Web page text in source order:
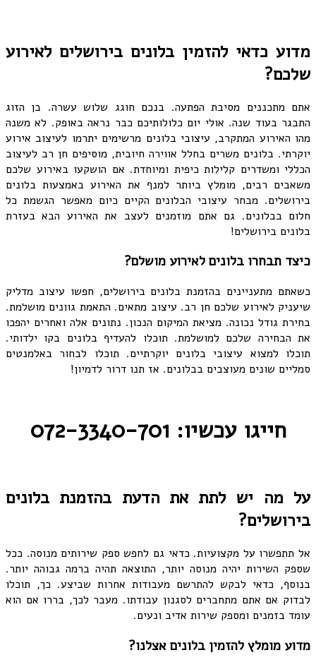
מדוע כדאי להזמין בלונים בירושלים לאירוע
שלכם?
אתם מתכננים מסיבת הפתעה. בנכם חוגג שלוש עשרה. בן הזוג
התבגר בעוד שנה. אולי יום כלולותיכם כבר נראה באופק. לא משנה
מהו האירוע המתקרב, עיצובי בלונים מרשימים יתרמו לעיצוב אירוע
יוקרתי. בלונים משרים בחלל אווירה חיובית, מוסיפים חן רב לעיצוב
הכללי ומשדרים קלילות כיפית ומיוחדת. אם הושקעו באירוע שלכם
משאבים רבים, מומלץ ביותר למנף את האירוע באמצעות בלונים
בירושלים. מבחר עיצובי הבלונים הקיים כיום מאפשר הגשמת כל
חלום בבלונים. גם אתם מוזמנים לעצב את האירוע הבא בעזרת
בלונים בירושלים!
כיצד תבחרו בלונים לאירוע מושלם?
כשאתם מתעניינים בהזמנת בלונים בירושלים, חפשו עיצוב מדליק
שיעניק לאירוע שלכם חן רב. עיצוב מתאים. התאמת גוונים מושלמת.
בחירת גודל נכונה. מציאת המיקום הנכון. נתונים אלה ואחרים יהפכו
את הבחירה שלכם למושלמת. תוכלו להעדיף בלונים בקו ילדותי.
תוכלו למצוא עיצובי בלונים יוקרתיים. תוכלו לבחור באלמנטים
סמליים שונים מעוצבים בבלונים. אז תנו דרור לדמיון!
חייגו עכשיו: 072-3340-701
על מה יש לתת את הדעת בהזמנת בלונים
בירושלים?
אל תתפשרו על מקצועיות. כדאי גם לחפש ספק שירותים מנוסה. ככל
שספק השירות יהיה מנוסה יותר, התוצאה תהיה ברמה גבוהה יותר.
בנוסף, כדאי לבקש להתרשם מעבודות אחרות שביצע. כך, תוכלו
לבדוק אם אתם מתחברים לסגנון עבודתו. מעבר לכך, בררו אם הוא
עומד בזמנים ומספק שירות אדיב ונעים.
מדוע מומלץ להזמין בלונים אצלנו?